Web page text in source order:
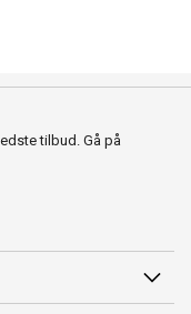
tilbud. Gå på